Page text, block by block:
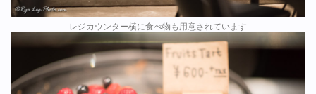
レジカウンター横に食べ物も用意されています